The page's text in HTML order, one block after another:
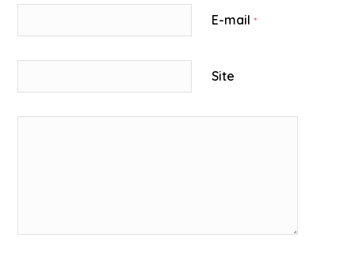
E-mail*
Site